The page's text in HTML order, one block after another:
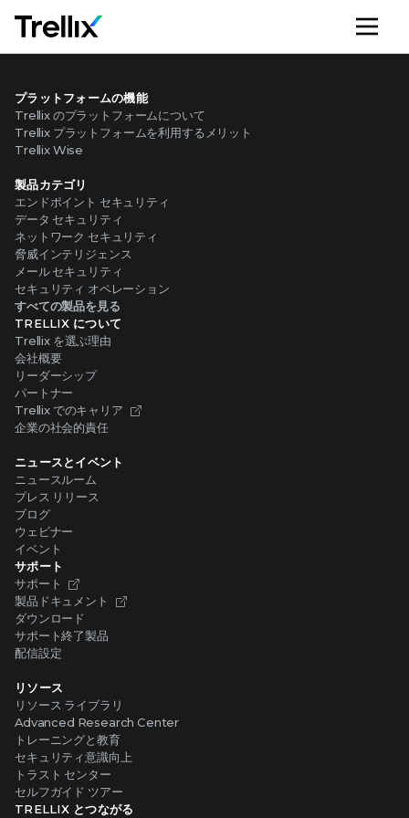
プラットフォームの機能
Trellix のプラットフォームについて
Trellix プラットフォームを利用するメリット
Trellix Wise
製品カテゴリ
エンドポイント セキュリティ
データ セキュリティ
ネットワーク セキュリティ
脅威インテリジェンス
メール セキュリティ
セキュリティ オペレーション
すべての製品を見る
TRELLIX について
Trellix を選ぶ理由
会社概要
リーダーシップ
パートナー
Trellix でのキャリア
企業の社会的責任
ニュースとイベント
ニュースルーム
プレス リリース
ブログ
ウェビナー
イベント
サポート
サポート
製品ドキュメント
ダウンロード
サポート終了製品
配信設定
リソース
リソース ライブラリ
Advanced Research Center
トレーニングと教育
セキュリティ意識向上
トラスト センター
セルフガイド ツアー
TRELLIX とつながる